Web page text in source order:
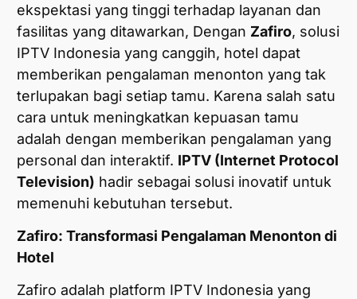
ekspektasi yang tinggi terhadap layanan dan
fasilitas yang ditawarkan, Dengan Zafiro, solusi
IPTV Indonesia yang canggih, hotel dapat
memberikan pengalaman menonton yang tak
terlupakan bagi setiap tamu. Karena salah satu
cara untuk meningkatkan kepuasan tamu
adalah dengan memberikan pengalaman yang
personal dan interaktif. IPTV (Internet Protocol
Television) hadir sebagai solusi inovatif untuk
memenuhi kebutuhan tersebut.
Zafiro: Transformasi Pengalaman Menonton di
Hotel
Zafiro adalah platform IPTV Indonesia yang